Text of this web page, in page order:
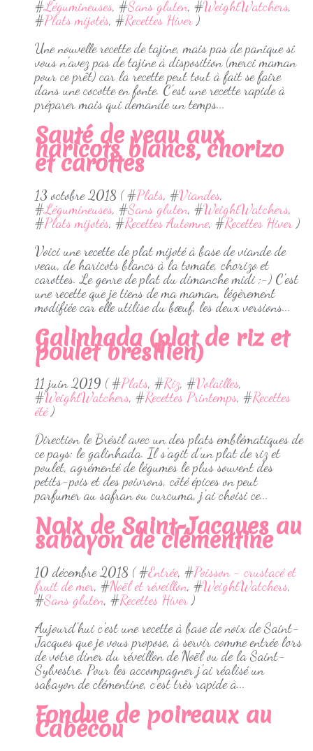
#Légumineuses, #Sans gluten, #WeightWatchers,
#Plats mijotés, #Recettes Hiver )
Une nouvelle recette de tajine, mais pas de panique si
vous n'avez pas de tajine à disposition (merci maman
pour ce prêt) car la recette peut tout à fait se faire
dans une cocotte en fonte. C'est une recette rapide à
préparer mais qui demande un temps...
Sauté de veau aux
haricots blancs, chorizo
et carottes
13 octobre 2018 ( #Plats, #Viandes,
#Légumineuses, #Sans gluten, #WeightWatchers,
#Plats mijotés, #Recettes Automne, #Recettes Hiver )
Voici une recette de plat mijoté à base de viande de
veau, de haricots blancs à la tomate, chorizo et
carottes. Le genre de plat du dimanche midi ;-) C'est
une recette que je tiens de ma maman, légèrement
modifiée car elle utilise du bœuf, les deux versions...
Galinhada (plat de riz et
poulet brésilien)
11 juin 2019 ( #Plats, #Riz, #Volailles,
#WeightWatchers, #Recettes Printemps, #Recettes
été)
Direction le Brésil avec un des plats emblématiques de
ce pays: le galinhada. Il s'agit d'un plat de riz et
poulet, agrémenté de légumes le plus souvent des
petits-pois et des poivrons, côté épices on peut
parfumer au safran ou curcuma, j'ai choisi ce...
Noix de Saint-Jacques au
sabayon de clémentine
10 décembre 2018 ( #Entrée, #Poisson - crustacé et
fruit de mer, #Noël et réveillon, #WeightWatchers,
#Sans gluten, #Recettes Hiver )
Aujourd'hui c'est une recette à base de noix de Saint-
Jacques que je vous propose, à servir comme entrée lors
de votre diner du réveillon de Noël ou de la Saint-
Sylvestre. Pour les accompagner j'ai réalisé un
sabayon de clémentine, c'est très rapide à...
Fondue de poireaux au
Cabécou